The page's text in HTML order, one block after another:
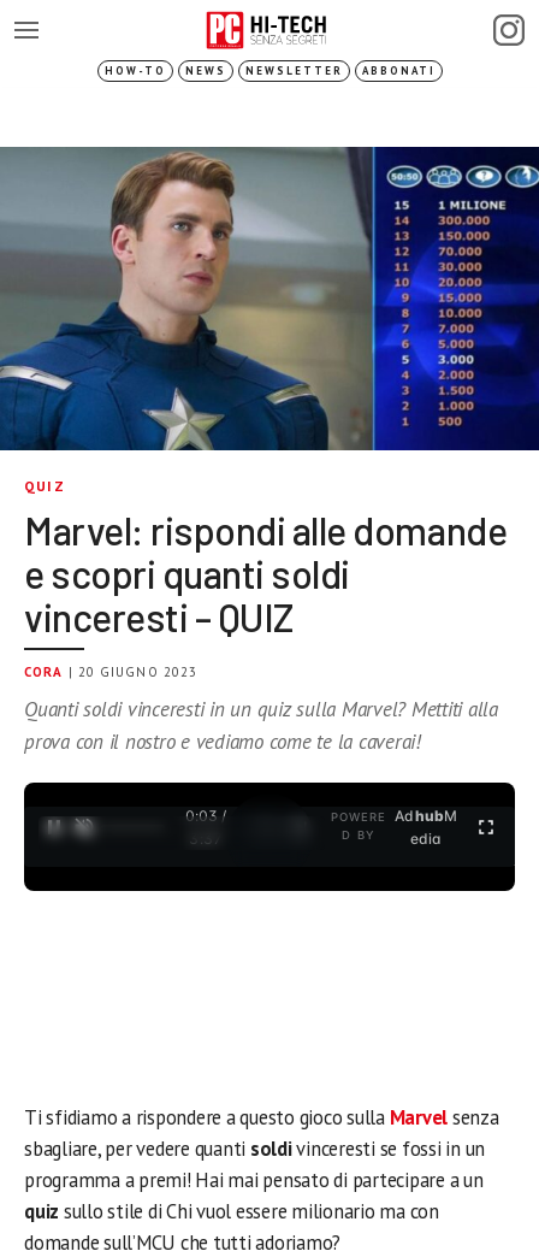
HOW-TO NEWS NEWSLETTER ABBONATI
QUIZ
Marvel: rispondi alle domande
e scopri quanti soldi
vinceresti – QUIZ
CORA | 20 GIUGNO 2023
Quanti soldi vinceresti in un quiz sulla Marvel? Mettiti alla
prova con il nostro e vediamo come te la caverai!
0:04 /
3:37
POWERE
D BY
AdhubM
edia
Ti sfidiamo a rispondere a questo gioco sulla Marvelsenza
sbagliare, per vedere quanti soldivinceresti se fossi in un
programma a premi! Hai mai pensato di partecipare a un
quiz sullo stile di Chi vuol essere milionario ma con
domande sull’MCU che tutti adoriamo?